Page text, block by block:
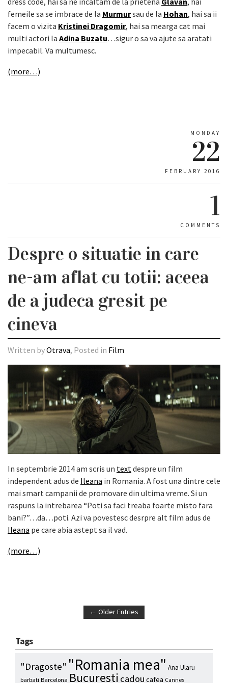
femeile sa se imbrace de la Murmursau de la Hohan, hai sa ii
facem o vizita Kristinei Dragomir, hai sa mearga cat mai
multi actori la Adina Buzatu…sigur o sa va ajute sa aratati
impecabil. Va multumesc.
(more…)
MONDAY
22
FEBRUARY 2016
1
COMMENTS
Despre o situatie in care
ne-am aflat cu totii: aceea
de a judeca gresit pe
cineva
Written byOtrava, Posted in Film
In septembrie 2014 am scris un textdespre un film
independent adus de Ileana in Romania. A fost una dintre cele
mai smart campanii de promovare din ultima vreme. Si un
raspuns la intrebarea “Poti sa faci treaba foarte misto fara
bani?”…da…poti. Azi va povestesc desrpre alt film adus de
Ileana pe care abia astept sa il vad.
(more…)
← Older Entries
Tags
"Dragoste" "Romania mea" Ana Ularu
barbati Barcelona Bucuresti cadou cafea Cannes